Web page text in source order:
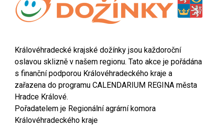
Královéhradecké krajské dožínky jsou každoroční
oslavou sklizně v našem regionu. Tato akce je pořádána
s finanční podporou Královéhradeckého kraje a
zařazena do programu CALENDARIUM REGINA města
Hradce Králové.
Pořadatelem je Regionální agrární komora
Královéhradeckého kraje